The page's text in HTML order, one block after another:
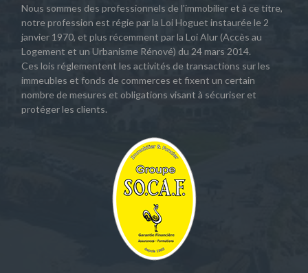
Nous sommes des professionnels de l'immobilier et à ce titre,
notre profession est régie par la Loi Hoguet instaurée le 2
janvier 1970, et plus récemment par la Loi Alur (Accès au
Logement et un Urbanisme Rénové) du 24 mars 2014.
Ces lois réglementent les activités de transactions sur les
immeubles et fonds de commerces et fixent un certain
nombre de mesures et obligations visant à sécuriser et
protéger les clients.